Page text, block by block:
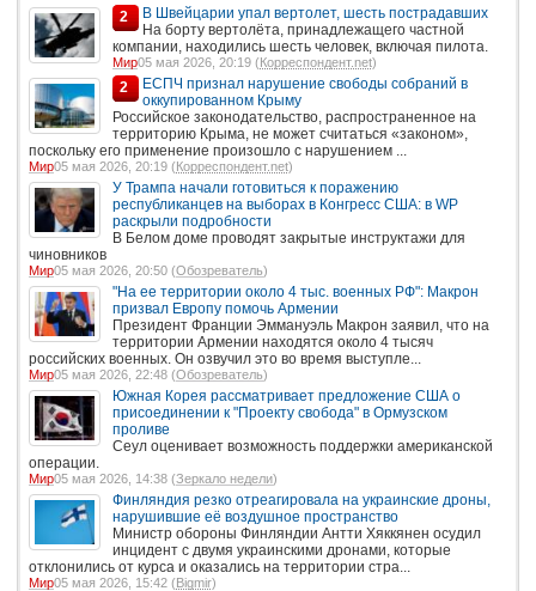
2
В Швейцарии упал вертолет, шесть пострадавших
На борту вертолёта, принадлежащего частной
компании, находились шесть человек, включая пилота.
Мир05 мая 2026, 20:19 (Корреспондент.net)
2
ЕСПЧ признал нарушение свободы собраний в
оккупированном Крыму
Российское законодательство, распространенное на
территорию Крыма, не может считаться «законом»,
поскольку его применение произошло с нарушением ...
Мир05 мая 2026, 20:19 (Корреспондент.net)
У Трампа начали готовиться к поражению
республиканцев на выборах в Конгресс США: в WP
раскрыли подробности
В Белом доме проводят закрытые инструктажи для
чиновников
Мир05 мая 2026, 20:50 (Обозреватель)
"На ее территории около 4 тыс. военных РФ": Макрон
призвал Европу помочь Армении
Президент Франции Эммануэль Макрон заявил, что на
территории Армении находятся около 4 тысяч
российских военных. Он озвучил это во время выступле...
Мир05 мая 2026, 22:48 (Обозреватель)
Южная Корея рассматривает предложение США о
присоединении к "Проекту свобода" в Ормузском
проливе
Сеул оценивает возможность поддержки американской
операции.
Мир05 мая 2026, 14:38 (Зеркало недели)
Финляндия резко отреагировала на украинские дроны,
нарушившие её воздушное пространство
Министр обороны Финляндии Антти Хяккянен осудил
инцидент с двумя украинскими дронами, которые
отклонились от курса и оказались на территории стра...
Мир05 мая 2026, 15:42 (Bigmir)